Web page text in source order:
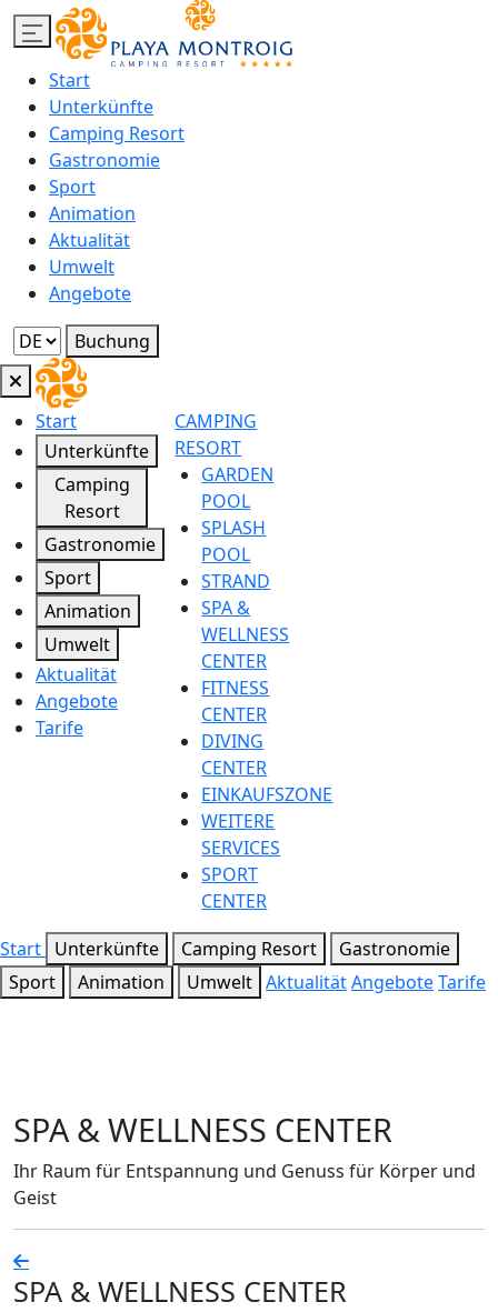
Start
Unterkünfte
Camping Resort
Gastronomie
Sport
Animation
Aktualität
Umwelt
Angebote
Buchung
Start
Unterkünfte
Camping
Resort
Gastronomie
Sport
Animation
Umwelt
Aktualität
Angebote
Tarife
CAMPING
RESORT
GARDEN
POOL
SPLASH
POOL
STRAND
SPA &
WELLNESS
CENTER
FITNESS
CENTER
DIVING
CENTER
EINKAUFSZONE
WEITERE
SERVICES
SPORT
CENTER
Start Unterkünfte Camping Resort
Gastronomie
Sport
Animation Umwelt AktualitätAngeboteTarife
SPA & WELLNESS CENTER
Ihr Raum für Entspannung und Genuss für Körper und
Geist
SPA & WELLNESS CENTER